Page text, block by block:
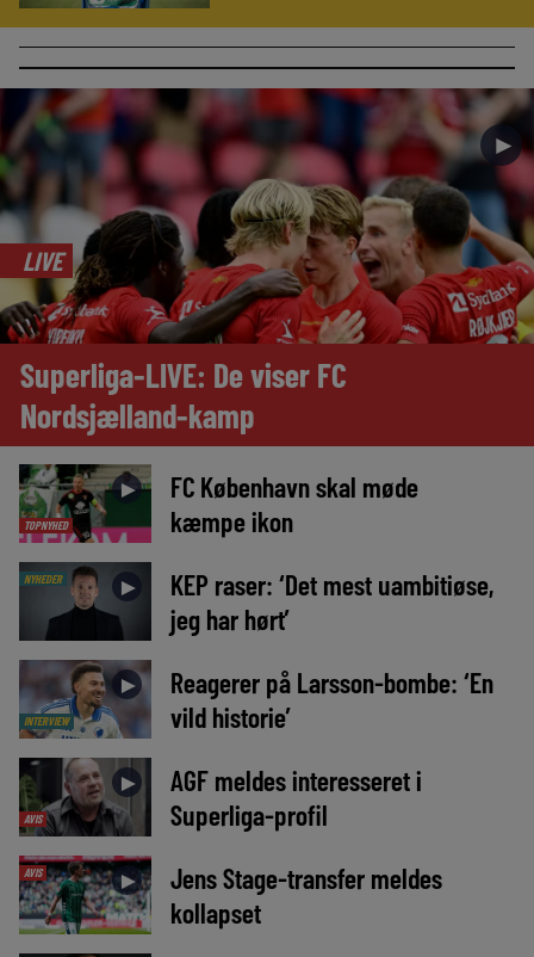
►
LIVE
Superliga-LIVE: De viser FC
Nordsjælland-kamp
TOPNYHED
►
FC København skal møde
kæmpe ikon
NYHEDER ►
KEP raser: ‘Det mest uambitiøse,
jeg har hørt’
INTERVIEW
►
Reagerer på Larsson-bombe: ‘En
vild historie’
AVIS
►
AGF meldes interesseret i
Superliga-profil
AVIS ►
Jens Stage-transfer meldes
kollapset